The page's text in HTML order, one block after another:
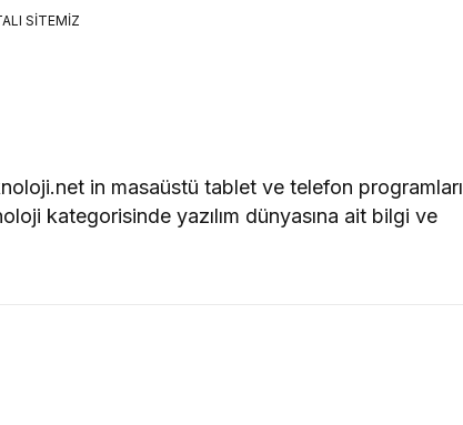
SİTEMİZ
in masaüstü tablet ve telefon programları
kategorisinde yazılım dünyasına ait bilgi ve